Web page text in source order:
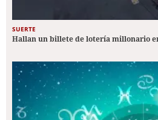
SUERTE
Hallan un billete de lotería millonario